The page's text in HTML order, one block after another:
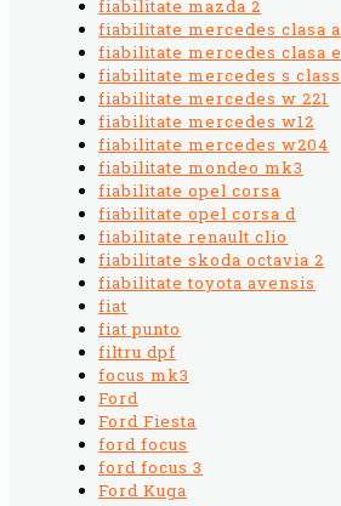
fiabilitate mazda 2
fiabilitate mercedes clasa a
fiabilitate mercedes clasa e
fiabilitate mercedes s class
fiabilitate mercedes w 221
fiabilitate mercedes w12
fiabilitate mercedes w204
fiabilitate mondeo mk3
fiabilitate opel corsa
fiabilitate opel corsa d
fiabilitate renault clio
fiabilitate skoda octavia 2
fiabilitate toyota avensis
fiat
fiat punto
filtru dpf
focus mk3
Ford
Ford Fiesta
ford focus
ford focus 3
Ford Kuga